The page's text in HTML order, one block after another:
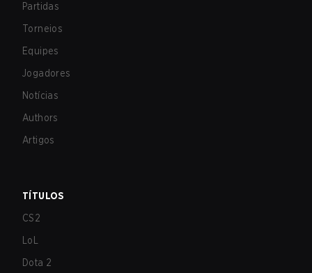
Partidas
Torneios
Equipes
Jogadores
Notícias
Authors
Artigos
TÍTULOS
CS2
LoL
Dota 2